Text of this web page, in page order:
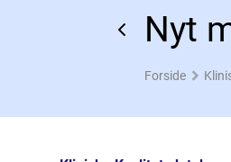
Nyt
Forside